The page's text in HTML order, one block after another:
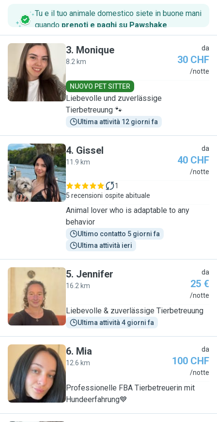
Tu e il tuo animale domestico siete in buone mani
quando prenoti e paghi su Pawshake.
M
3. Monique
8.2 km
da
30 CHF
/notte
NUOVO PET SITTER
Liebevolle und zuverlässige
Tierbetreuung 🐾
Ultima attività 12 giorni fa
G
4. Gissel
11.9 km
da
40 CHF
/notte
5 recensioni
1
ospite abituale
Animal lover who is adaptable to any
behavior
Ultimo contatto 5 giorni fa
Ultima attività ieri
J
5. Jennifer
16.2 km
da
25 €
/notte
Liebevolle & zuverlässige Tierbetreuung
Ultima attività 4 giorni fa
M
6. Mia
12.6 km
da
100 CHF
/notte
Professionelle FBA Tierbetreuerin mit
Hundeerfahrung💙